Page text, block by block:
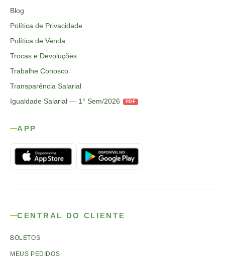
Blog
Política de Privacidade
Política de Venda
Trocas e Devoluções
Trabalhe Conosco
Transparência Salarial
Igualdade Salarial — 1° Sem/2026
PDF
APP
CENTRAL DO CLIENTE
BOLETOS
MEUS PEDIDOS